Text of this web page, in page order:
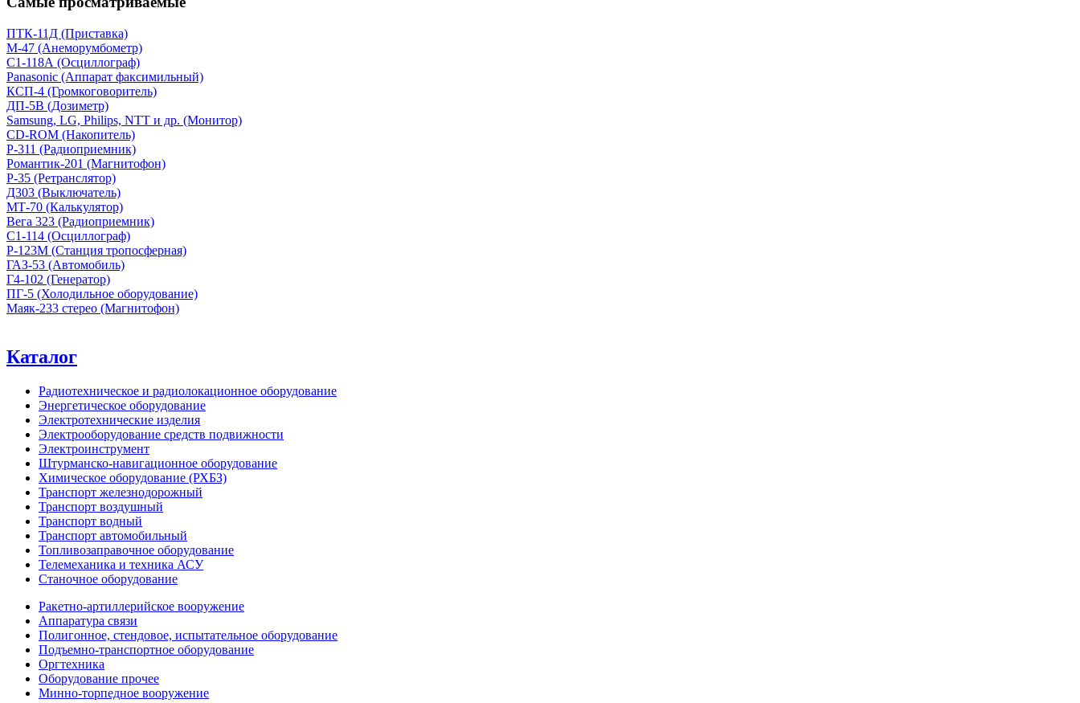
ПТК-11Д (Приставка)
М-47 (Анеморумбометр)
С1-118А (Осциллограф)
Panasonic (Аппарат факсимильный)
КСП-4 (Громкоговоритель)
ДП-5В (Дозиметр)
Samsung, LG, Philips, NTT и др. (Монитор)
CD-ROM (Накопитель)
Р-311 (Радиоприемник)
Романтик-201 (Магнитофон)
Р-35 (Ретранслятор)
Д303 (Выключатель)
МТ-70 (Калькулятор)
Вега 323 (Радиоприемник)
С1-114 (Осциллограф)
Р-123М (Станция тропосферная)
ГАЗ-53 (Автомобиль)
Г4-102 (Генератор)
ПГ-5 (Холодильное оборудование)
Маяк-233 стерео (Магнитофон)
Каталог
Радиотехническое и радиолокационное оборудование
Энергетическое оборудование
Электротехнические изделия
Электрооборудование средств подвижности
Электроинструмент
Штурманско-навигационное оборудование
Химическое оборудование (РХБЗ)
Транспорт железнодорожный
Транспорт воздушный
Транспорт водный
Транспорт автомобильный
Топливозаправочное оборудование
Телемеханика и техника АСУ
Станочное оборудование
Ракетно-артиллерийское вооружение
Аппаратура связи
Полигонное, стендовое, испытательное оборудование
Подъемно-транспортное оборудование
Оргтехника
Оборудование прочее
Минно-торпедное вооружение